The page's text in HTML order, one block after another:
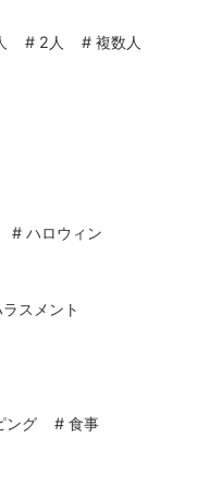
# 2人 # 複数人
# ハロウィン
スメント
ング # 食事